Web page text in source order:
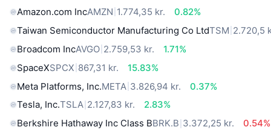
Amazon.com IncAMZN 1.774,35 kr.
0.82%
Taiwan Semiconductor Manufacturing Co LtdTSM 2.720,5
Broadcom IncAVGO 2.759,53 kr.
1.71%
SpaceXSPCX 867,31 kr.
15.83%
Meta Platforms, Inc.META 3.826,94 kr.
0.37%
Tesla, Inc.TSLA 2.127,83 kr.
2.83%
Berkshire Hathaway Inc Class BBRK.B 3.372,25 kr.
0.54%